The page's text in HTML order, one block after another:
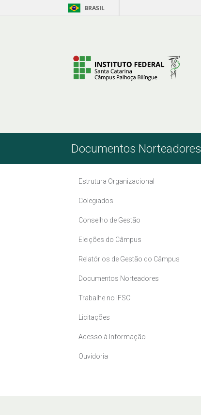
Pular para o Conteúdo BRASIL
Documentos Norteadores
Estrutura Organizacional
Colegiados
Conselho de Gestão
Eleições do Câmpus
Relatórios de Gestão do Câmpus
Documentos Norteadores
Trabalhe no IFSC
Licitações
Acesso à Informação
Ouvidoria